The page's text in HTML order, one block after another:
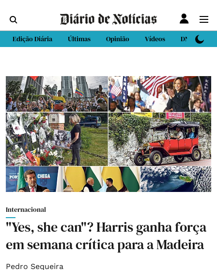
Edição Diária Últimas Opinião Vídeos DN Sport
Internacional
"Yes, she can"? Harris ganha força
em semana crítica para a Madeira
Pedro Sequeira